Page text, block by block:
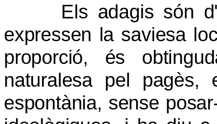
Els adagis són
expressen la saviesa
proporció, és
naturalesa pel
espontània, sense